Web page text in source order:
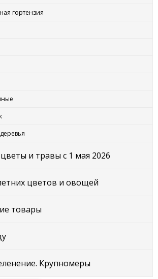
гортензия
и травы с 1 мая 2026
цветов и овощей
товары
Крупномеры